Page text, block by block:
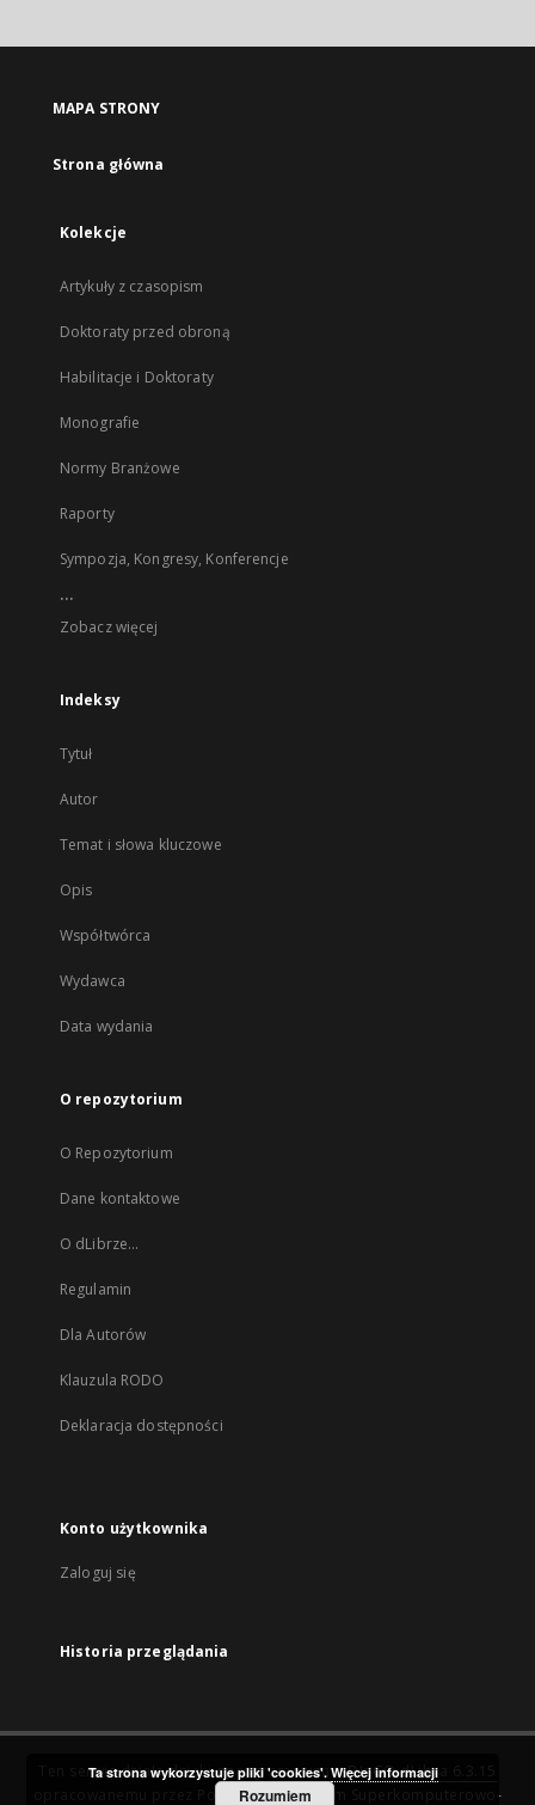
MAPA STRONY
Strona główna
Kolekcje
Artykuły z czasopism
Doktoraty przed obroną
Habilitacje i Doktoraty
Monografie
Normy Branżowe
Raporty
Sympozja, Kongresy, Konferencje
...
Zobacz więcej
Indeksy
Tytuł
Autor
Temat i słowa kluczowe
Opis
Współtwórca
Wydawca
Data wydania
O repozytorium
O Repozytorium
Dane kontaktowe
O dLibrze...
Regulamin
Dla Autorów
Klauzula RODO
Deklaracja dostępności
Konto użytkownika
Zaloguj się
Historia przeglądania
Ten serwis działa dzięki oprogramowaniuDInGO dLibra 6.3.15
Poznańskie Centrum Superkomputerowo-
Ta strona wykorzystuje pliki 'cookies'. Więcej informacji
Rozumiem